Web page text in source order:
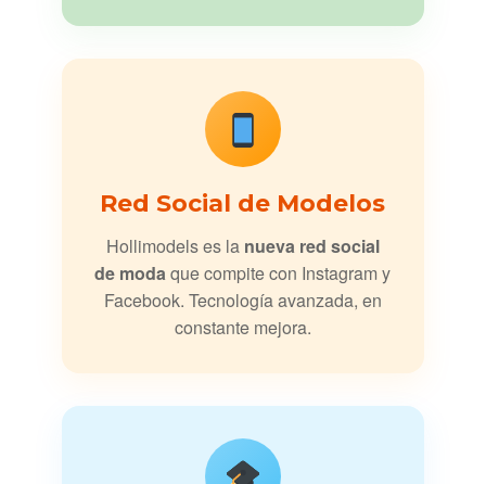
Red Social de Modelos
Hollimodels es la nueva red social
de modaque compite con Instagram y
Facebook. Tecnología avanzada, en
constante mejora.